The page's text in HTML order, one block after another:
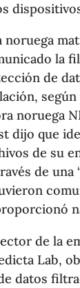
noruega
la
de
noruega
dijo que
de su
de una
de la
Lab,
datos